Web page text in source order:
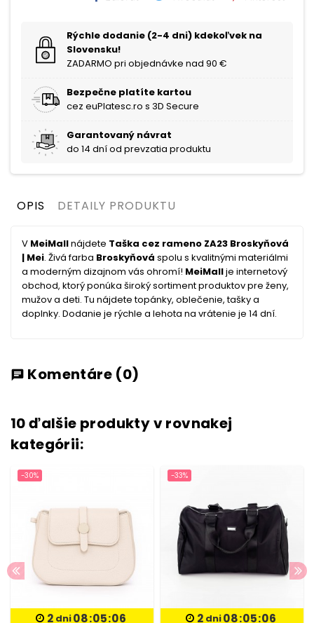
Rýchle dodanie (2-4 dni) kdekoľvek na
Slovensku!
ZADARMO pri objednávke nad 90 €
Bezpečne platíte kartou
cez euPlatesc.ro s 3D Secure
Garantovaný návrat
do 14 dní od prevzatia produktu
OPIS DETAILY PRODUKTU
V MeiMallnájdete Taška cez rameno ZA23 Broskyňová
| Mei. Živá farba Broskyňová spolu s kvalitnými materiálmi
a moderným dizajnom vás ohromí! MeiMallje internetový
obchod, ktorý ponúka široký sortiment produktov pre ženy,
mužov a deti. Tu nájdete topánky, oblečenie, tašky a
doplnky. Dodanie je rýchle a lehota na vrátenie je 14 dní.
chat Komentáre (0)
10 ďalšie produkty v rovnakej
kategórii:
-30%
2 dni08:05:06
-33%
2 dni08:05:06